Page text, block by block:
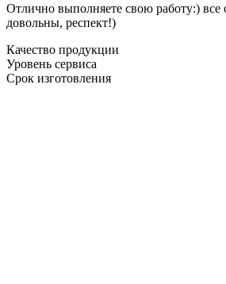
Отлично выполняете свою работу:) все
довольны, респект!)
Качество продукции
Уровень сервиса
Срок изготовления